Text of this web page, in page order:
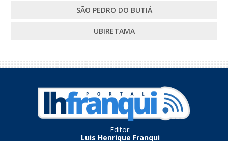
SÃO PEDRO DO BUTIÁ
UBIRETAMA
Editor:
Luis Henrique Franqui